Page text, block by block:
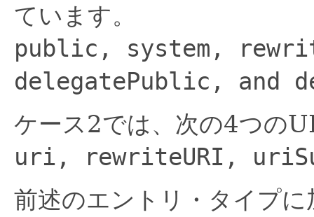
ています。
public, system,
delegatePublic, and
ケース2では、次の4つの
uri, rewriteURI,
前述のエントリ・タイプ